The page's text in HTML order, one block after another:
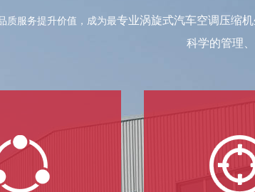
质服务提升价值，成为最专业涡旋式汽车空调压缩
科学的管理